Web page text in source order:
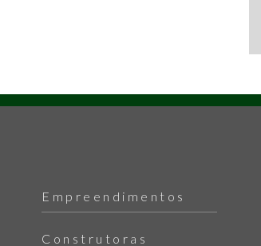
Empreendimentos
Construtoras